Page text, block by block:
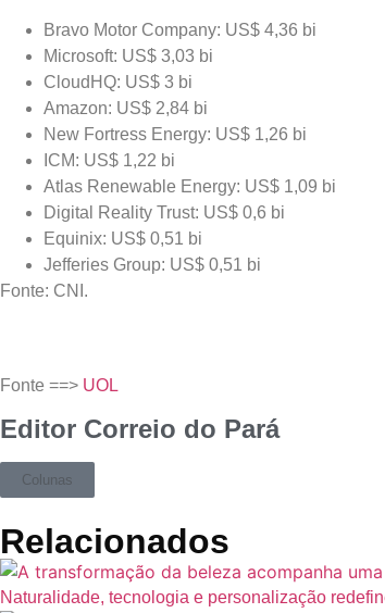
Bravo Motor Company: US$ 4,36 bi
Microsoft: US$ 3,03 bi
CloudHQ: US$ 3 bi
Amazon: US$ 2,84 bi
New Fortress Energy: US$ 1,26 bi
ICM: US$ 1,22 bi
Atlas Renewable Energy: US$ 1,09 bi
Digital Reality Trust: US$ 0,6 bi
Equinix: US$ 0,51 bi
Jefferies Group: US$ 0,51 bi
Fonte: CNI.
Fonte ==> UOL
Editor Correio do Pará
Colunas
Relacionados
Naturalidade, tecnologia e personalização